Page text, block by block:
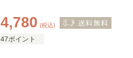
(税込)
47ポイント